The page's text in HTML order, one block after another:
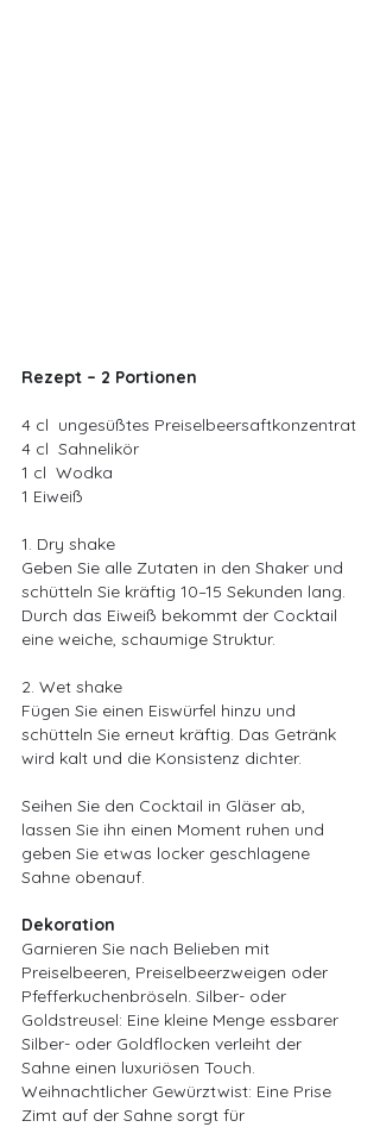
Rezept – 2 Portionen
4 cl  ungesüßtes Preiselbeersaftkonzentrat
4 cl  Sahnelikör
1 cl  Wodka
1 Eiweiß
1. Dry shake
Geben Sie alle Zutaten in den Shaker und
schütteln Sie kräftig 10–15 Sekunden lang.
Durch das Eiweiß bekommt der Cocktail
eine weiche, schaumige Struktur.
2. Wet shake
Fügen Sie einen Eiswürfel hinzu und
schütteln Sie erneut kräftig. Das Getränk
wird kalt und die Konsistenz dichter.
Seihen Sie den Cocktail in Gläser ab,
lassen Sie ihn einen Moment ruhen und
geben Sie etwas locker geschlagene
Sahne obenauf.
Dekoration
Garnieren Sie nach Belieben mit
Preiselbeeren, Preiselbeerzweigen oder
Pfefferkuchenbröseln. Silber- oder
Goldstreusel: Eine kleine Menge essbarer
Silber- oder Goldflocken verleiht der
Sahne einen luxuriösen Touch.
Weihnachtlicher Gewürztwist: Eine Prise
Zimt auf der Sahne sorgt für